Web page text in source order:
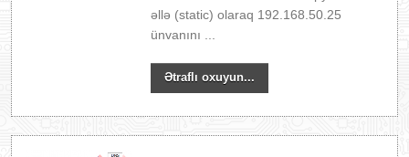
əllə (static) olaraq 192.168.50.25
ünvanını ...
Ətraflı oxuyun...